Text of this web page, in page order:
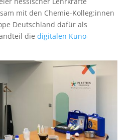
mit den Chemie-Kolleg:innen
Deutschland dafür als
die digitalen Kuno-